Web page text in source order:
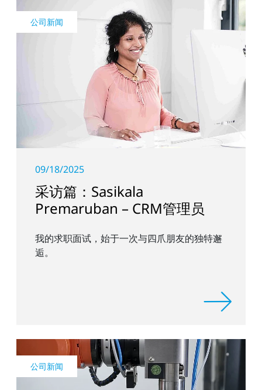
公司新闻
09/18/2025
采访篇：Sasikala
Premaruban – CRM管理员
我的求职面试，始于一次与四爪朋友的独特邂
逅。
公司新闻